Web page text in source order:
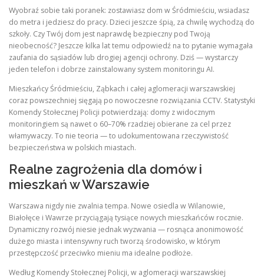
Wyobraź sobie taki poranek: zostawiasz dom w Śródmieściu, wsiadasz
do metra i jedziesz do pracy. Dzieci jeszcze śpią, za chwilę wychodzą do
szkoły. Czy Twój dom jest naprawdę bezpieczny pod Twoją
nieobecność? Jeszcze kilka lat temu odpowiedź na to pytanie wymagała
zaufania do sąsiadów lub drogiej agencji ochrony. Dziś — wystarczy
jeden telefon i dobrze zainstalowany system monitoringu AI.
Mieszkańcy Śródmieściu, Ząbkach i całej aglomeracji warszawskiej
coraz powszechniej sięgają po nowoczesne rozwiązania CCTV. Statystyki
Komendy Stołecznej Policji potwierdzają: domy z widocznym
monitoringiem są nawet o 60–70% rzadziej obierane za cel przez
włamywaczy. To nie teoria — to udokumentowana rzeczywistość
bezpieczeństwa w polskich miastach.
Realne zagrożenia dla domów i
mieszkań w Warszawie
Warszawa nigdy nie zwalnia tempa. Nowe osiedla w Wilanowie,
Białołęce i Wawrze przyciągają tysiące nowych mieszkańców rocznie.
Dynamiczny rozwój niesie jednak wyzwania — rosnąca anonimowość
dużego miasta i intensywny ruch tworzą środowisko, w którym
przestępczość przeciwko mieniu ma idealne podłoże.
Według Komendy Stołecznej Policji, w aglomeracji warszawskiej